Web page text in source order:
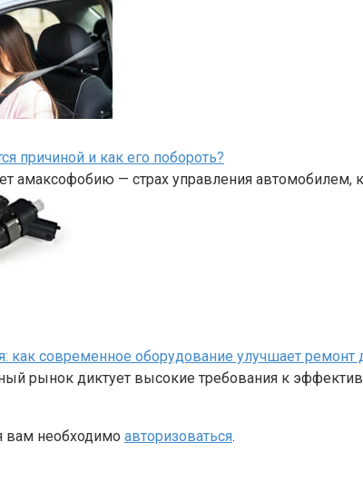
причиной и как его побороть?
амаксофобию — страх управления автомобилем,
как современное оборудование улучшает
рынок диктует высокие требования к
вам необходимо авторизоваться.